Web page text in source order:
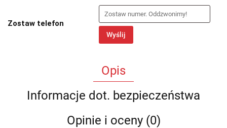
Zostaw telefon
Wyślij
Opis
Informacje dot. bezpieczeństwa
Opinie i oceny (0)